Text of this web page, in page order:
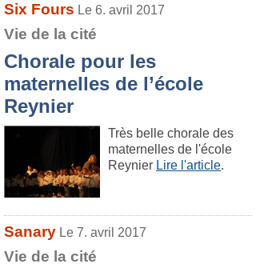
Six Fours Le 6. avril 2017
Vie de la cité
Chorale pour les
maternelles de l’école
Reynier
Très belle chorale des
maternelles de l'école
Reynier Lire l'article.
Sanary Le 7. avril 2017
Vie de la cité